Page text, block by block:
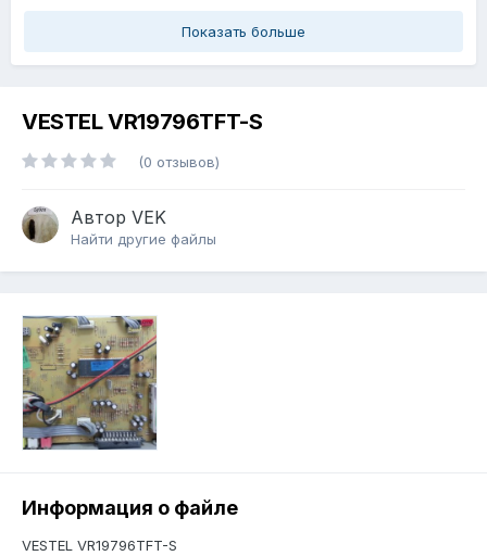
Показать больше
VESTEL VR19796TFT-S
(0 отзывов)
Автор VEK
Найти другие файлы
Информация о файле
VESTEL VR19796TFT-S